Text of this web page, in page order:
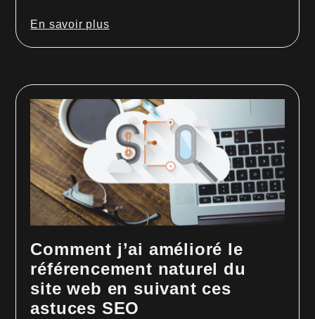
En savoir plus
Comment j’ai amélioré le
référencement naturel du
site web en suivant ces
astuces SEO